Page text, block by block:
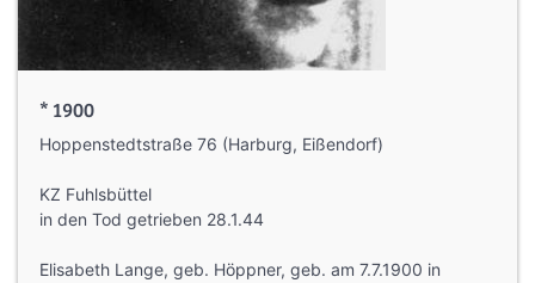
* 1900
Hoppenstedtstraße 76 (Harburg, Eißendorf)
KZ Fuhlsbüttel
in den Tod getrieben 28.1.44
Elisabeth Lange, geb. Höppner, geb. am 7.7.1900 in